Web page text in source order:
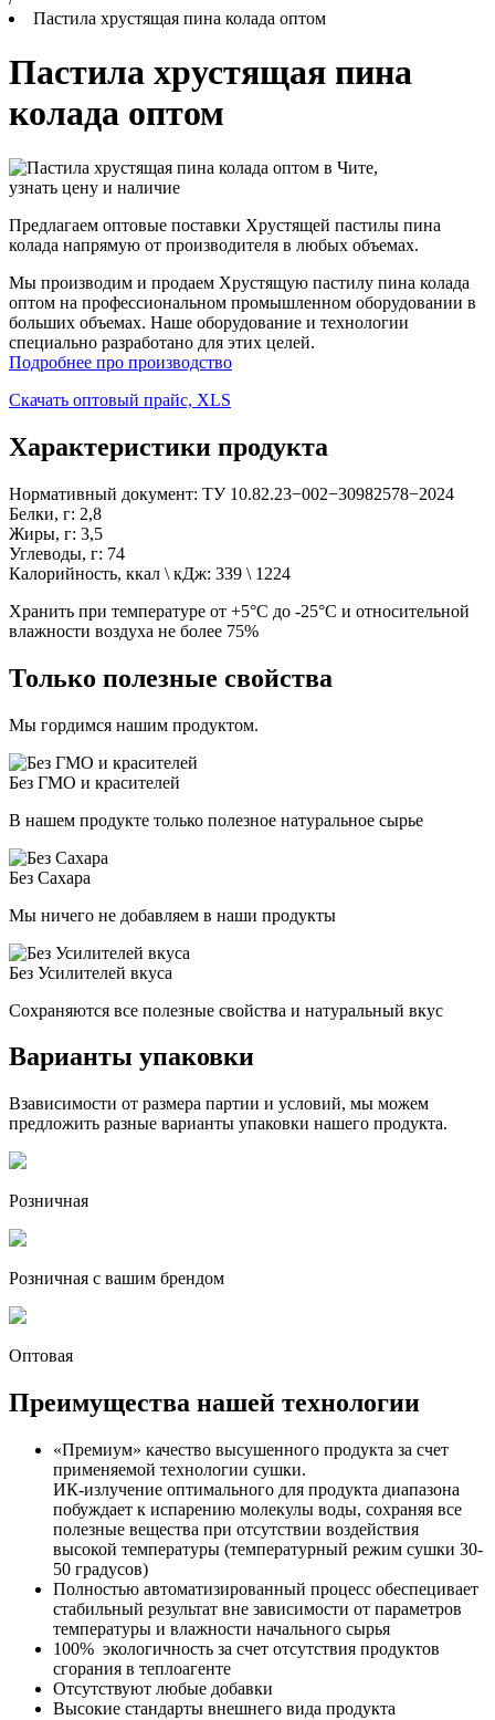
Пастила хрустящая пина колада оптом
Пастила хрустящая пина
колада оптом
Предлагаем оптовые поставки Хрустящей пастилы пина
колада напрямую от производителя в любых объемах.
Мы производим и продаем Хрустящую пастилу пина колада
оптом на профессиональном промышленном оборудовании в
больших объемах. Наше оборудование и технологии
специально разработано для этих целей.
Подробнее про производство
Скачать оптовый прайс, XLS
Характеристики продукта
Нормативный документ: ТУ 10.82.23−002−30982578−2024
Белки, г: 2,8
Жиры, г: 3,5
Углеводы, г: 74
Калорийность, ккал \ кДж: 339 \ 1224
Хранить при температуре от +5°С до -25°С и относительной
влажности воздуха не более 75%
Только полезные свойства
Мы гордимся нашим продуктом.
Без ГМО и красителей
В нашем продукте только полезное натуральное сырье
Без Сахара
Мы ничего не добавляем в наши продукты
Без Усилителей вкуса
Сохраняются все полезные свойства и натуральный вкус
Варианты упаковки
Взависимости от размера партии и условий, мы можем
предложить разные варианты упаковки нашего продукта.
Розничная
Розничная c вашим брендом
Оптовая
Преимущества нашей технологии
«Премиум» качество высушенного продукта за счет
применяемой технологии сушки.
ИК-излучение оптимального для продукта диапазона
побуждает к испарению молекулы воды, сохраняя все
полезные вещества при отсутствии воздействия
высокой температуры (температурный режим сушки 30-
50 градусов)
Полностью автоматизированный процесс обеспецивает
стабильный результат вне зависимости от параметров
температуры и влажности начального сырья
100% экологичность за счет отсутствия продуктов
сгорания в теплоагенте
Отсутствуют любые добавки
Высокие стандарты внешнего вида продукта